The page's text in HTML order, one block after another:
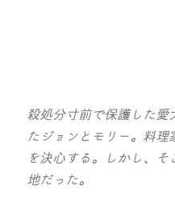
殺処分寸前で保護した
たジョンとモリー。料
を決心する。しかし、
地だった。